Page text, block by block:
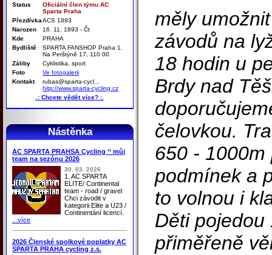
Status
Oficiální člen týmu AC
Sparta Praha
PřezdívkaACS 1893
Narozen
16. 11. 1893 - Čt
Kde
PRAHA
Bydliště
SPARTA FANSHOP Praha 1.
Na Perštýně 17, 110 00
Záliby
Cyklistika, sport
Foto
Ve fotogalerii
Kontakt
rubas@sparta-cycl...
hitp://www.sparta-cycling.cz
.: Chcete vědět více? :.
Nástěnka
AC SPARTA PRAHSA Cycling ‘‘ můj
team na sezónu 2026
30. 03. 2026
1. AC SPARTA
ELITE/ Continental
team - road / gravel
Chci závodit v
kategorii Elite a U23 /
Continentání licencí.
...více
2026 Členské spolkové poplatky AC
SPARTA PRAHA cycling z.s.
měly
závodů na
18 hodin u
Brdy nad
čelovkou.
650 - 1000m
podmínek a
to volnou i
Děti pojedou
přiměřeně